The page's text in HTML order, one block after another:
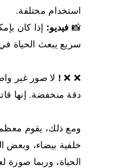
استخدام مختلفة.
📸 فيديو: إذا كان
سريع يبعث الحياة
❌ ❌
! لا صور غير
دقة منخفضة. إنها
ومع ذلك، يقوم معظم
خلفية بيضاء،
الحياة، وربما